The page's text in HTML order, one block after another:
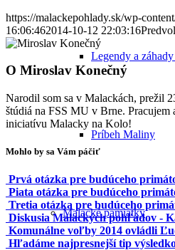
Legendy a
Príbeh Maliny
Malacké pamiatky
https://malackepohlady.sk/wp-
16:06:462014-10-12 22:03:16
O Miroslav Konečný
Narodil som sa v Malackách, prežil
štúdiá na FSS MU v Brne.
iniciatívu Malacky na Kolo!
Mohlo by sa Vám páčiť
Prvá otázka pre budúceho
Piata otázka pre budúceho
Tretia otázka pre budúceho
Diskusia Malackých pohľadov -
Komunálne voľby 2014 ovládli
Hľadáme najpresnejší tip